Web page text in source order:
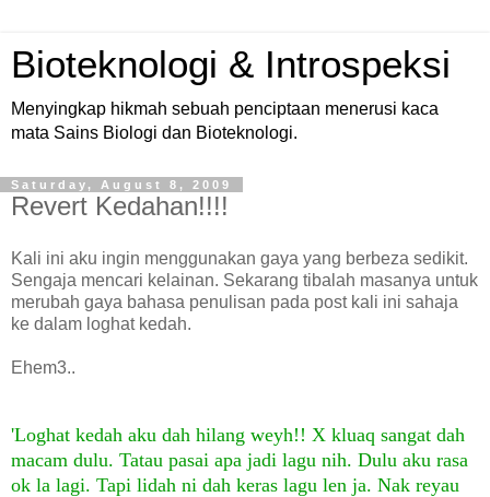
Bioteknologi & Introspeksi
Menyingkap hikmah sebuah penciptaan menerusi kaca
mata Sains Biologi dan Bioteknologi.
Saturday, August 8, 2009
Revert Kedahan!!!!
Kali ini aku ingin menggunakan gaya yang berbeza sedikit.
Sengaja mencari kelainan. Sekarang tibalah masanya untuk
merubah gaya bahasa penulisan pada post kali ini sahaja
ke dalam loghat kedah.
Ehem3..
'Loghat kedah aku dah hilang weyh!! X kluaq sangat dah
macam dulu. Tatau pasai apa jadi lagu nih. Dulu aku rasa
ok la lagi. Tapi lidah ni dah keras lagu len ja. Nak reyau